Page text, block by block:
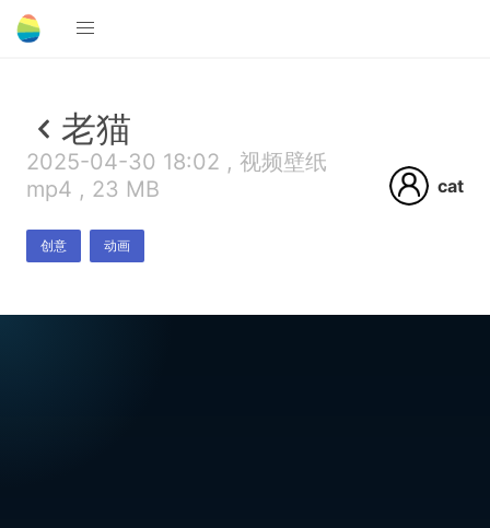
老猫
2025-04-30 18:02 , 视频壁纸
mp4 , 23 MB
创意 动画
cat